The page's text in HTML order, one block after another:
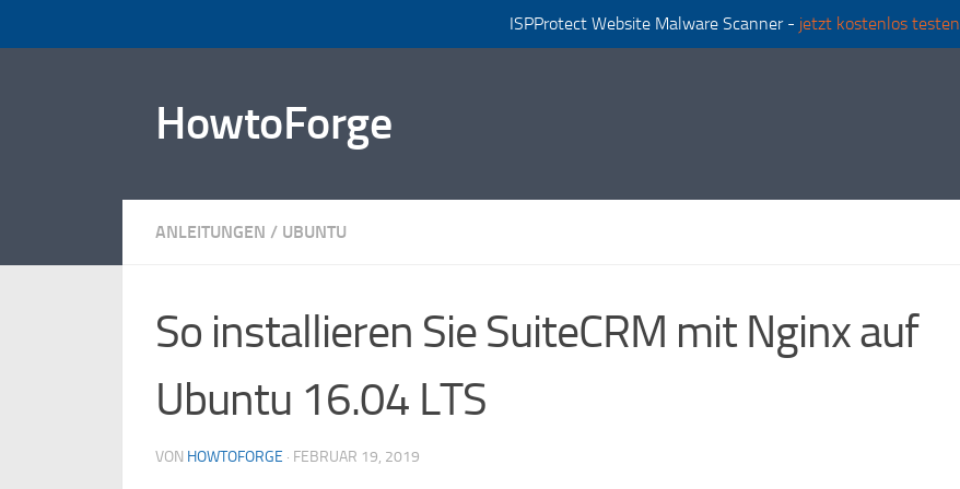
ISPProtect Website Malware Scanner - jetzt kostenlos testen
HowtoForge
ANLEITUNGEN / UBUNTU
So installieren Sie SuiteCRM mit Nginx auf
Ubuntu 16.04 LTS
VON HOWTOFORGE · FEBRUAR 19, 2019